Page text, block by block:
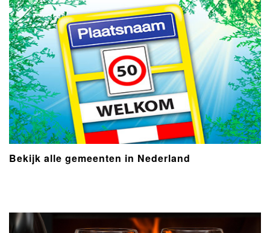
Bekijk alle gemeenten in Nederland